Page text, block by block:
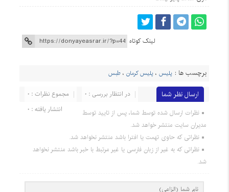
لینک کوتاه
برچسب ها : پلیس ،پلیس کرمان ،طبس
ارسال نظر شما مجموع نظرات : 0
در انتظار بررسی : 0
انتشار یافته : 0
نظرات ارسال شده توسط شما، پس از تایید توسط
مدیران سایت منتشر خواهد شد.
نظراتی که حاوی تهمت یا افترا باشد منتشر نخواهد شد.
نظراتی که به غیر از زبان فارسی یا غیر مرتبط با خبر باشد منتشر نخواهد
شد.